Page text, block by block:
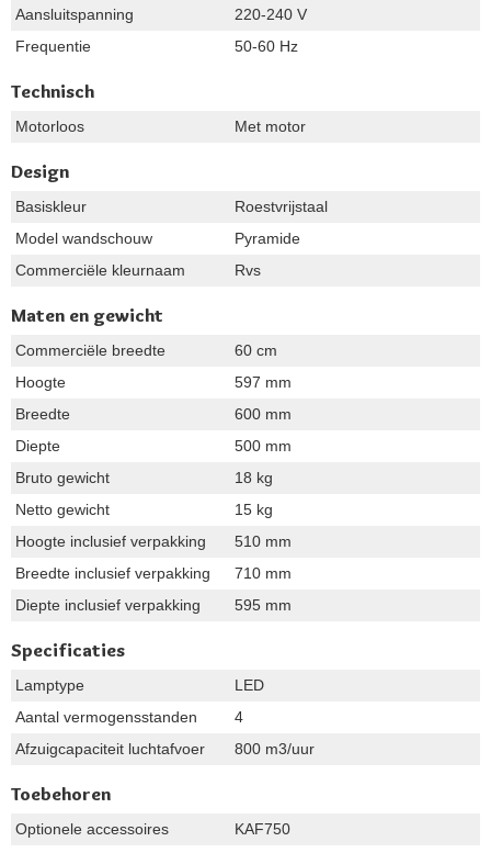
Aansluitspanning
220-240 V
Frequentie
50-60 Hz
Technisch
Motorloos Met motor
Design
Basiskleur
Roestvrijstaal
Model wandschouw
Pyramide
Commerciële kleurnaam
Rvs
Maten en gewicht
Commerciële breedte
60 cm
Hoogte
597 mm
Breedte
600 mm
Diepte
500 mm
Bruto gewicht
18 kg
Netto gewicht
15 kg
Hoogte inclusief verpakking
510 mm
Breedte inclusief verpakking
710 mm
Diepte inclusief verpakking
595 mm
Specificaties
Lamptype
LED
Aantal vermogensstanden
4
Afzuigcapaciteit luchtafvoer
800 m3/uur
Toebehoren
Optionele accessoires KAF750